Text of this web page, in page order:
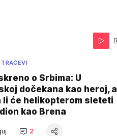
o Srbima: U
dočekana kao heroj, a
li će helikopterom sleteti
kao Brena
2